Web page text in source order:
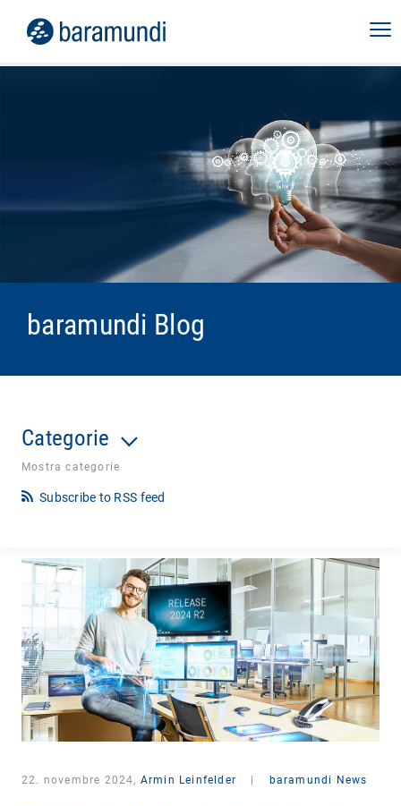
baramundi Blog
Categorie
Mostra categorie
Subscribe to RSS feed
22. novembre 2024, Armin Leinfelder baramundi News